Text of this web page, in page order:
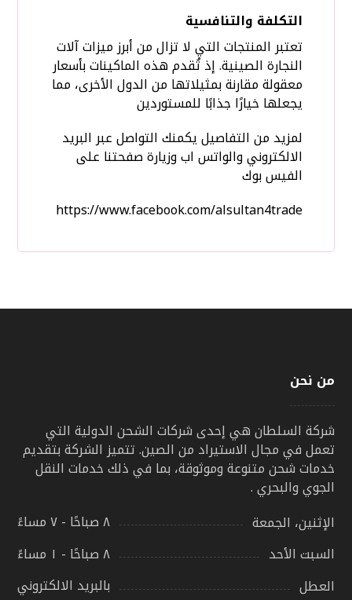
التكلفة والتنافسية
تعتبر المنتجات التي لا تزال من أبرز ميزات آلات
النجارة الصينية. إذ تُقدم هذه الماكينات بأسعار
معقولة مقارنة بمثيلاتها من الدول الأخرى، مما
يجعلها خيارًا جذابًا للمستوردين
لمزيد من التفاصيل يكمنك التواصل عبر البريد
الالكتروني والواتس اب وزيارة صفحتنا على
الفيس بوك
https://www.facebook.com/alsultan4trade
من نحن
شركة السلطان هي إحدى شركات الشحن الدولية التي
تعمل في مجال الاستيراد من الصين. تتميز الشركة بتقديم
خدمات شحن متنوعة وموثوقة، بما في ذلك خدمات النقل
الجوي والبحري .
الإثنين، الجمعة
٨ صباحًا - ٧ مساءً
السبت الأحد
٨ صباحًا - ١ مساءً
العطل
بالبريد الالكتروني